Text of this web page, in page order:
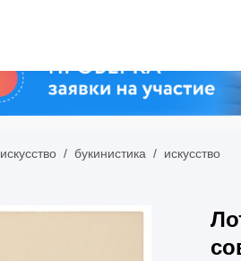
искусство / букинистика / искусство